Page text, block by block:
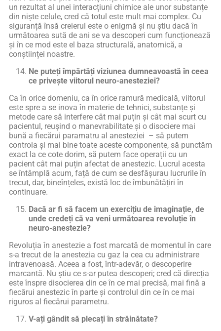
un rezultat al unei interacțiuni chimice ale unor substanțe
din niște celule, cred că totul este mult mai complex. Cu
siguranță însă creierul este o enigmă și nu știu dacă în
următoarea sută de ani se va descoperi cum funcționează
și în ce mod este el baza structurală, anatomică, a
conștiinței noastre.
Ne puteți împărtăți viziunea dumneavoastă în ceea
ce privește viitorul neuro-anesteziei?
Ca în orice domeniu, ca în orice ramură medicală, viitorul
este spre a se inova în materie de tehnici, substanțe și
metode care să interfere cât mai puțin și cât mai scurt cu
pacientul, reușind o manevrabilitate și o disociere mai
bună a fiecărui paramatru al anesteziei – să putem
controla și mai bine toate aceste componente, să punctăm
exact la ce cote dorim, să putem face operații cu un
pacient cât mai puțin afectat de anestezic. Lucrul acesta
se întâmplă acum, față de cum se desfășurau lucrurile în
trecut, dar, bineînțeles, există loc de îmbunătățiri în
continuare.
Dacă ar fi să facem un exercițiu de imaginație, de
unde credeți că va veni următoarea revoluție în
neuro-anestezie?
Revoluția în anestezie a fost marcată de momentul în care
s-a trecut de la anestezia cu gaz la cea cu administrare
intravenoasă. Aceea a fost, într-adevăr, o descoperire
marcantă. Nu știu ce s-ar putea descoperi; cred că direcția
este înspre disocierea din ce în ce mai precisă, mai fină a
fiecărui anestezic în parte și controlul din ce în ce mai
riguros al fiecărui parametru.
V-ați gândit să plecați în străinătate?